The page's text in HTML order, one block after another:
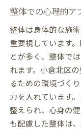
整体での心理的ア
整体は身体的な施
重要視しています
とが多く、整体で
れます。小倉北区
るための環境づく
力を入れています
整えられ、心身の
も配慮した整体は